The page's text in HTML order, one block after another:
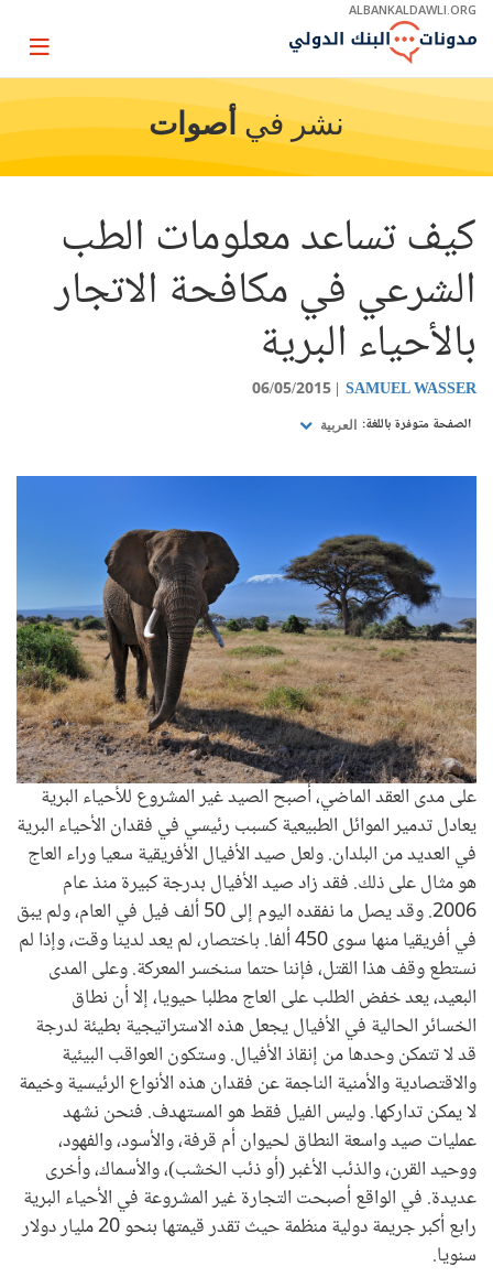
Skip
Main
ALBANKALDAWLI.ORG
Page
نشر في أصوات
كيف تساعد معلومات الطب
الشرعي في مكافحة الاتجار
بالأحياء البرية
SAMUEL WASSER
06/05/2015
الصفحة متوفرة باللغة: العربية
على مدى العقد الماضي، أصبح الصيد غير المشروع للأحياء البرية
يعادل تدمير الموائل الطبيعية كسبب رئيسي في فقدان الأحياء البرية
في العديد من البلدان. ولعل صيد الأفيال الأفريقية سعيا وراء العاج
هو مثال على ذلك. فقد زاد صيد الأفيال بدرجة كبيرة منذ عام
2006. وقد يصل ما نفقده اليوم إلى 50 ألف فيل في العام، ولم يبق
في أفريقيا منها سوى 450 ألفا. باختصار، لم يعد لدينا وقت، وإذا لم
نستطع وقف هذا القتل، فإننا حتما سنخسر المعركة. وعلى المدى
البعيد، يعد خفض الطلب على العاج مطلبا حيويا، إلا أن نطاق
الخسائر الحالية في الأفيال يجعل هذه الاستراتيجية بطيئة لدرجة
قد لا تتمكن وحدها من إنقاذ الأفيال. وستكون العواقب البيئية
والاقتصادية والأمنية الناجمة عن فقدان هذه الأنواع الرئيسية وخيمة
لا يمكن تداركها. وليس الفيل فقط هو المستهدف. فنحن نشهد
عمليات صيد واسعة النطاق لحيوان أم قرفة، والأسود، والفهود،
ووحيد القرن، والذئب الأغبر (أو ذئب الخشب)، والأسماك، وأخرى
عديدة. في الواقع أصبحت التجارة غير المشروعة في الأحياء البرية
رابع أكبر جريمة دولية منظمة حيث تقدر قيمتها بنحو 20 مليار دولار
سنويا.